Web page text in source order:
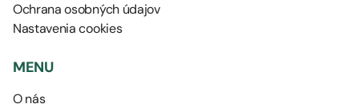
Ochrana osobných údajov
Nastavenia cookies
MENU
O nás